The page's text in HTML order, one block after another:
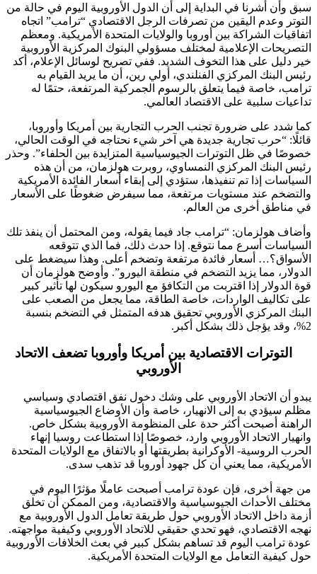
سبق وأن أشرنا في البداية إلى أن الدول الأوروبية اليوم في حالة من
التوتر وعدم اليقين من تصرفات الرجل الاقتصادي “ترامب” اتجاه
اتفاقيات الشراكة بين أوروبا والولايات المتحدة الأمريكية. ومعظم
التصريحات الإعلامية لمختلف مسؤولي البنوك المركزية الأوروبية
خير دليل على هذا التخوف الشديد. ففي تصريح لوسائل الإعلام، أكد
رئيس البنك المركزي الفنلندي، أولي رين، أن ما يريد القيام به
ترامب، خاصة فيما يتعلق بالرسوم الجمركية المرتفعة، حتمًا له
تداعيات سلبية على الاقتصاد العالمي.
كما شدد على ضرورة تجنب الحرب التجارية بين أمريكا وأوروبا،
قائلًا: “حرب تجارية جديدة هي آخر شيء نحتاجه في الوقت الحالي،
خصوصًا في ظل التوترات الجيوسياسية المتزايدة بين الحلفاء”. وحذر
رئيس البنك المركزي النمساوي، روبرت هولزمان، من أن هذه
السياسات إذا تم تنفيذها، ستؤدي إلى إبقاء أسعار الفائدة الأمريكية
والتضخم عند مستويات مرتفعة، مما سيفرض ضغوطًا على الأسعار
في مناطق أخرى من العالم.
وأضاف هولزمان: “ترامب جاد فيما يقوله، ومن المحتمل أن ينفذ تلك
السياسات أسرع مما نتوقع. إذا حدث ذلك، فما الذي تتوقعه
الأسواق؟… أسعار فائدة مرتفعة وتضخم أعلى. وهذا سيضغط على
الدولار، مما يزيد التضخم في منطقة اليورو”. وأوضح هولزمان أن
قوة الدولار إذا اقتربت من التكافؤ مع اليورو سيكون لها تأثير كبير
على تكاليف الواردات، خاصة الطاقة، مما يجعل من الصعب على
البنك المركزي الأوروبي تحقيق هدفه المتمثل في التضخم بنسبة
2%، وقد يؤجل ذلك بشكل أكبر.
التوترات الاقتصادية بين أمريكا وأوروبا تضعف الاتحاد
الأوروبي
يبدو أن الاتحاد الأوروبي على وشك دخول نفق اقتصادي وسياسي
مظلم سيؤدي به إلى الانهيار، خاصة وأن الأوضاع الجيوسياسية
الراهنة أصبحت أكثر حدة على المنظومة الأوروبية بشكل خاص.
وانهيار الاتحاد الأوروبي وارد، خصوصًا إذا استطاعت روسيا إنهاء
الحرب الروسية- الأوكرانية بطريقتها أو بالاتفاق مع الولايات المتحدة
الأمريكية، مما يعني أن كل جهود أوروبا قد تذهب سدى.
من جهة أخرى، فإن عودة ترامب أصبحت عاملًا مؤثرًا اليوم في
مختلف الأحداث الجيوسياسية والاقتصادية، ومن الممكن أن تخلق
أزمة داخل الاتحاد الأوروبي حول طريقة تعامل الدول الأوروبية مع
نهجه الاقتصادي، فهو تحدي حقيقي للاتحاد الأوروبي وكيفية مواجهته.
عودة ترامب اليوم قد تساهم بشكل كبير في بعث الخلافات الأوروبية
حول كيفية التعامل مع الولايات المتحدة الأمريكية.